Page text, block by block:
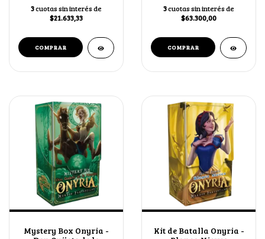
3cuotas sin interés de
$21.633,33
3cuotas sin interés de
$63.300,00
Mystery Box Onyria -
Kit de Batalla Onyria -